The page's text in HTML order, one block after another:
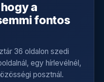
a
fontos
36 oldalon szedi
egy hírlevélnél,
posztnál.